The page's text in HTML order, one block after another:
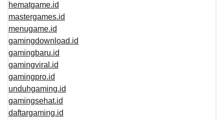
hematgame.id
mastergames.id
menugame.id
gamingdownload.id
gamingbaru.id
gamingviral.id
gamingpro.id
unduhgaming.id
gamingsehat.id
daftargaming.id